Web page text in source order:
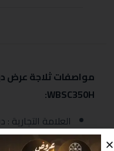
WBSC350H:
العلامة التجارية
نظام تبريد سريع